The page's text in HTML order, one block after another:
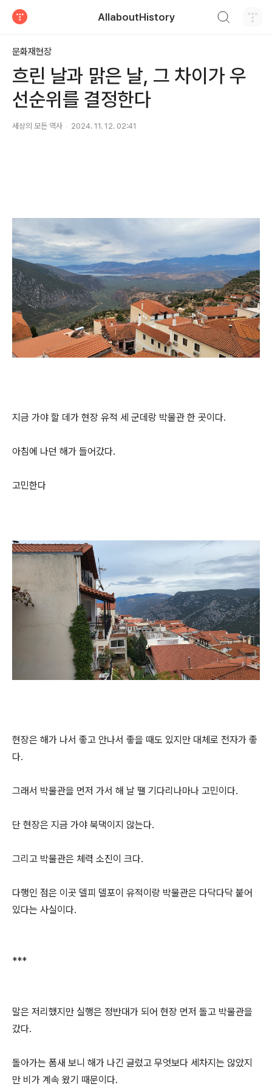
AllaboutHistory
문화재현장
흐린 날과 맑은 날, 그 차이가 우
선순위를 결정한다
세상의 모든 역사 2024. 11. 12. 02:41
지금 가야 할 데가 현장 유적 세 군데랑 박물관 한 곳이다.
아침에 나던 해가 들어갔다.
고민한다
현장은 해가 나서 좋고 안나서 좋을 때도 있지만 대체로 전자가 좋
다.
그래서 박물관을 먼저 가서 해 날 땔 기다리나마나 고민이다.
단 현장은 지금 가야 북댁이지 않는다.
그리고 박물관은 체력 소진이 크다.
다행인 점은 이곳 델피 델포이 유적이랑 박물관은 다닥다닥 붙어
있다는 사실이다.
***
말은 저리했지만 실행은 정반대가 되어 현장 먼저 돌고 박물관을
갔다.
돌아가는 폼새 보니 해가 나긴 글렀고 무엇보다 세차지는 않았지
만 비가 계속 왔기 때문이다.